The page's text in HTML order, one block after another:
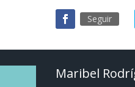
Seguir
Maribel